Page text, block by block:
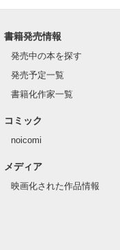
書籍発売情報
発売中の本を探す
発売予定一覧
書籍化作家一覧
コミック
noicomi
メディア
映画化された作品情報